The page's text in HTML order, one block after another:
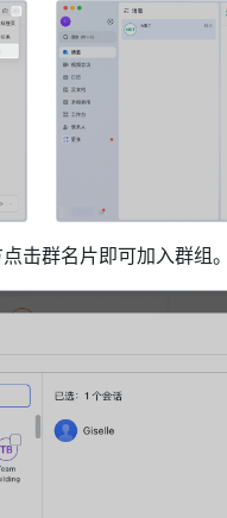
击群名片即可加入群组。